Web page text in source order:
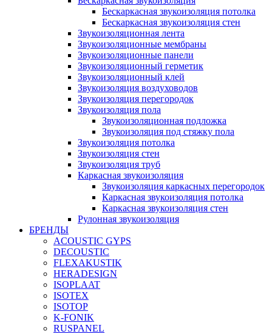
Бескаркасная звукоизоляция потолка
Бескаркасная звукоизоляция стен
Звукоизоляционная лента
Звукоизоляционные мембраны
Звукоизоляционные панели
Звукоизоляционный герметик
Звукоизоляционный клей
Звукоизоляция воздуховодов
Звукоизоляция перегородок
Звукоизоляция пола
Звукоизоляционная подложка
Звукоизоляция под стяжку пола
Звукоизоляция потолка
Звукоизоляция стен
Звукоизоляция труб
Каркасная звукоизоляция
Звукоизоляция каркасных перегородок
Каркасная звукоизоляция потолка
Каркасная звукоизоляция стен
Рулонная звукоизоляция
БРЕНДЫ
ACOUSTIC GYPS
DECOUSTIC
FLEXAKUSTIK
HERADESIGN
ISOPLAAT
ISOTEX
ISOTOP
K-FONIK
RUSPANEL